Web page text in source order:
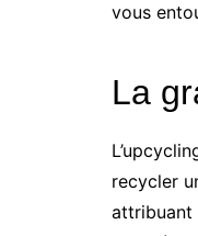
vous
La
recycler
attribuant